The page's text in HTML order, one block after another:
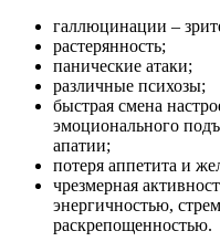
галлюцинации –
растерянность;
панические атаки;
различные психозы;
быстрая смена
эмоционального
апатии;
потеря аппетита и
чрезмерная
энергичностью,
раскрепощенностью.